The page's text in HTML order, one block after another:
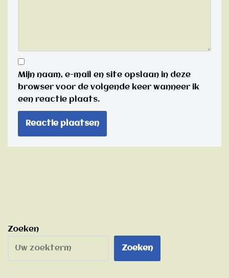
Mijn naam, e-mail en site opslaan in deze
browser voor de volgende keer wanneer ik
een reactie plaats.
Zoeken
Zoeken